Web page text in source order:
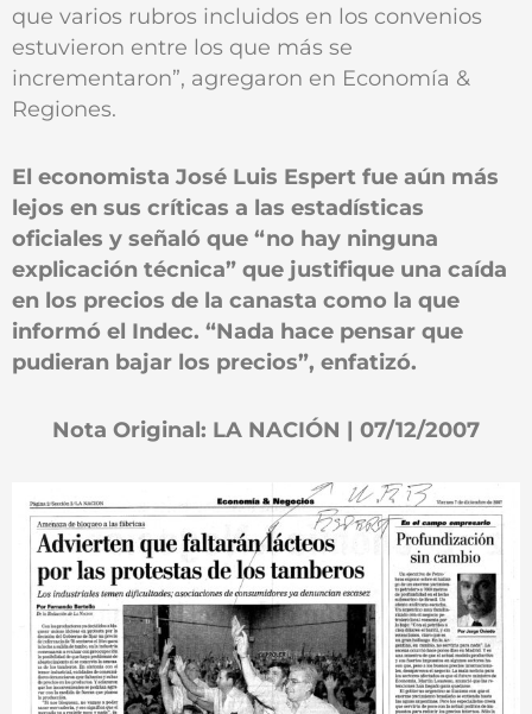
que varios rubros incluidos en los convenios
estuvieron entre los que más se
incrementaron”, agregaron en Economía &
Regiones.
El economista José Luis Espert fue aún más
lejos en sus críticas a las estadísticas
oficiales y señaló que “no hay ninguna
explicación técnica” que justifique una caída
en los precios de la canasta como la que
informó el Indec. “Nada hace pensar que
pudieran bajar los precios”, enfatizó.
Nota Original: LA NACIÓN | 07/12/2007